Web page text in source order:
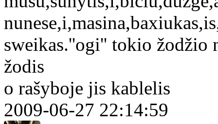
sweikas.''ogi'' tokio žodžio
žodis
o rašyboje jis kablelis
2009-06-27 22:14:59